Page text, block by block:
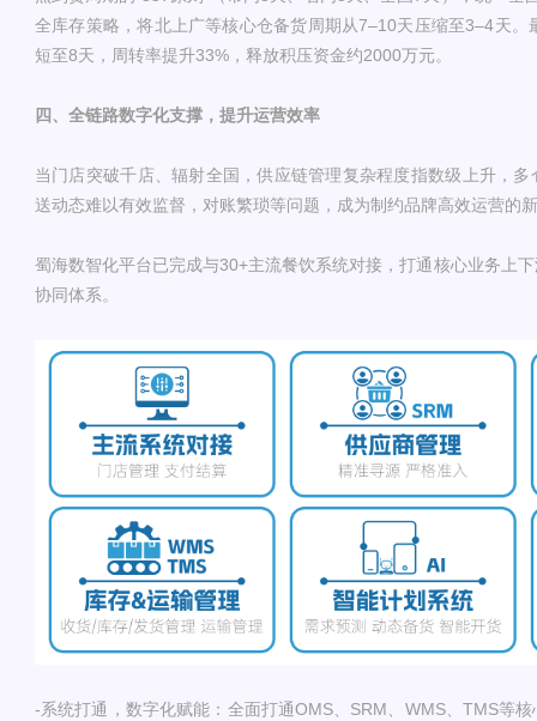
全库存策略，将北上广等核心仓备货周期从7–10天压缩至3–4天
短至8天，周转率提升33%，释放积压资金约2000万元。
四、全链路数字化支撑，提升运营效率
当门店突破千店、辐射全国，供应链管理复杂程度指数级上升，
送动态难以有效监督，对账繁琐等问题，成为制约品牌高效运营的
蜀海数智化平台已完成与30+主流餐饮系统对接，打通核心业务上
协同体系。
-系统打通，数字化赋能：全面打通OMS、SRM、WMS、TMS等